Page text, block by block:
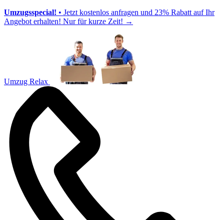
Umzugsspecial! • Jetzt kostenlos anfragen und 23% Rabatt auf Ihr
Angebot erhalten! Nur für kurze Zeit! →
Umzug Relax